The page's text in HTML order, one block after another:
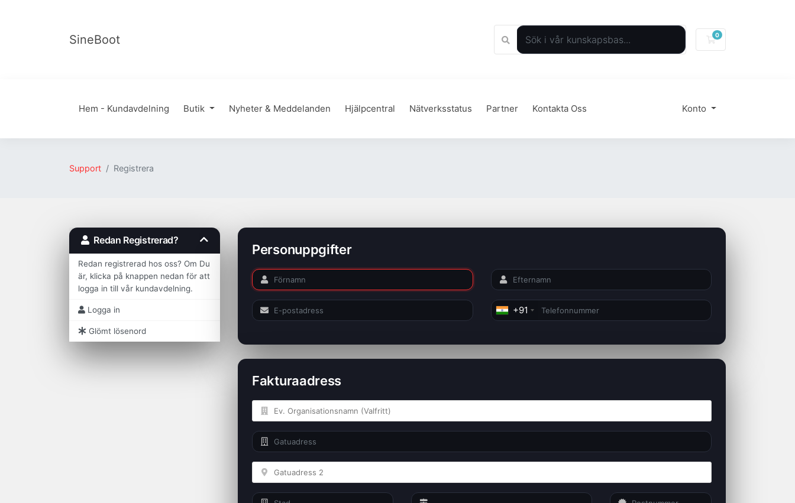
SineBoot 0
Kundvagn
Hem - Kundavdelning Butik Nyheter & Meddelanden Hjälpcentral Nätverksstatus Partner Kontakta Oss Konto
Support Registrera
Redan Registrerad?
Redan registrerad hos oss? Om Du
är, klicka på knappen nedan för att
logga in till vår kundavdelning.
Logga in
Glömt lösenord
Personuppgifter
+91
Fakturaadress